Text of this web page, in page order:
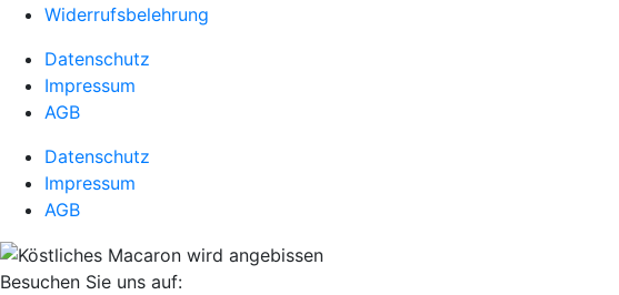
Widerrufsbelehrung
Datenschutz
Impressum
AGB
Datenschutz
Impressum
AGB
Besuchen Sie uns auf: